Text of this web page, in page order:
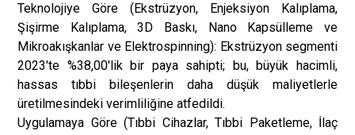
Teknolojiye Göre (Ekstrüzyon, Enjeksiyon Kalıplama,
Şişirme Kalıplama, 3D Baskı, Nano Kapsülleme ve
Mikroakışkanlar ve Elektrospinning): Ekstrüzyon segmenti
2023'te %38,00'lik bir paya sahipti; bu, büyük hacimli,
hassas tıbbi bileşenlerin daha düşük maliyetlerle
üretilmesindeki verimliliğine atfedildi.
Uygulamaya Göre (Tıbbi Cihazlar, Tıbbi Paketleme, İlaç